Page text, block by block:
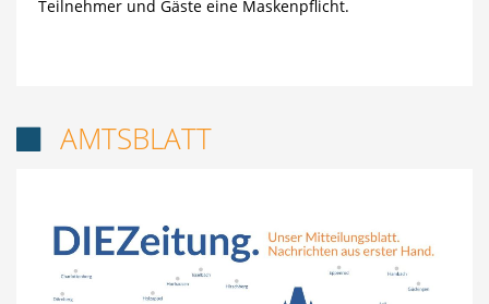
Teilnehmer und Gäste eine Maskenpflicht.
AMTSBLATT